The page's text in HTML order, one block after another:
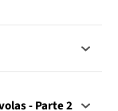
- Parte 2